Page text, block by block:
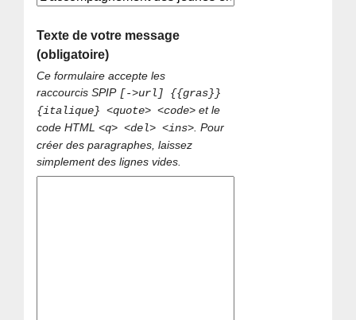
Texte de votre message
(obligatoire)
Ce formulaire accepte les
raccourcis SPIP [->url] {{gras}}
{italique} <quote> <code> et le
code HTML<q> <del> <ins> . Pour
créer des paragraphes, laissez
simplement des lignes vides.